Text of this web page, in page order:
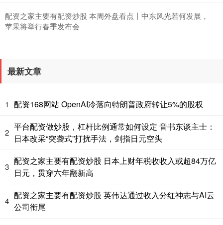
配资之家主要有配资炒股 本周外盘看点丨中东风光若何发展，
苹果将举行春季发布会
最新文章
1 配资168网站 OpenAI冷落向特朗普政府转让5%的股权
2
平台配资做炒股，杠杆比例通常如何设定 音书东谈主士：
日本改采“突袭式”打扰手法，剑指日元空头
3
配资之家主要有配资炒股 日本上财年税收收入或超84万亿
日元，贯穿六年翻新高
4
配资之家主要有配资炒股 英伟达通过收入分红神志与AI云
公司衔尾